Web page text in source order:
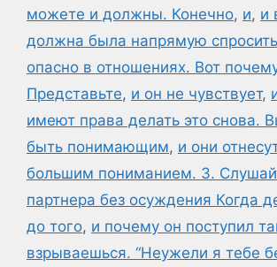
можете и должны. Конечно, и, и
должна была напрямую
опасно в отношениях. Вот
Представьте, и он не чувствует,
имеют права делать это снова.
быть понимающим, и они
большим пониманием. 3.
партнера без осуждения Когда
до того, и почему он поступил
взрываешься. “Неужели я тебе